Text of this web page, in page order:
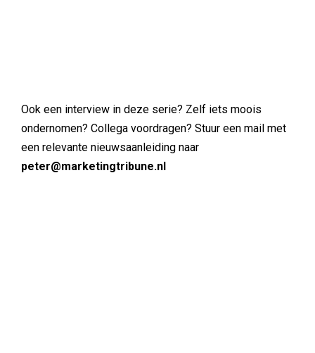
Ook een interview in deze serie? Zelf iets moois
ondernomen? Collega voordragen? Stuur een mail met
een relevante nieuwsaanleiding naar
peter@marketingtribune.nl